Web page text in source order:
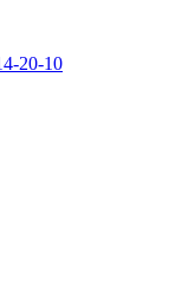
20-10